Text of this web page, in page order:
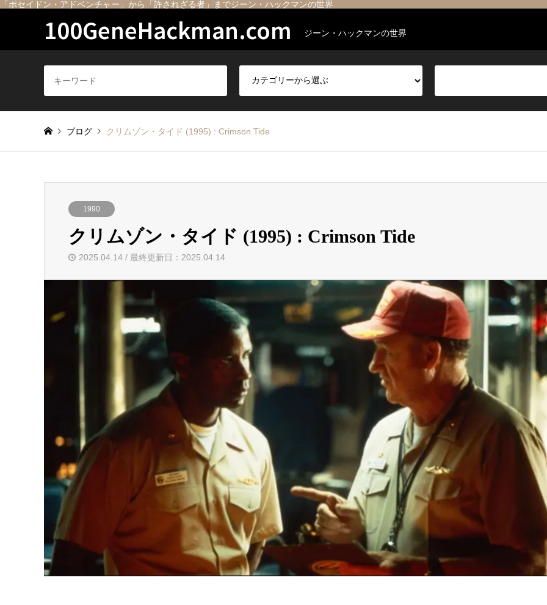
「ポセイドン・アドベンチャー」から「許されざる者」までジーン・ハックマンの世界
100GeneHackman.com ジーン・ハックマンの世界
ブログ クリムゾン・タイド (1995) : Crimson Tide
1990
クリムゾン・タイド (1995) : Crimson Tide
2025.04.14 / 最終更新日：2025.04.14